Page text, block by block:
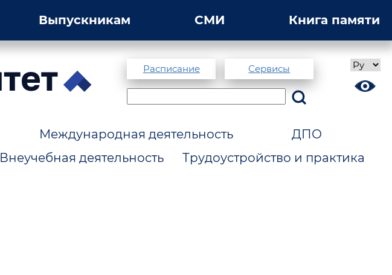
Выпускникам СМИ Книга памяти
Расписание Сервисы
Международная деятельность
ДПО
Внеучебная деятельность Трудоустройство и практика